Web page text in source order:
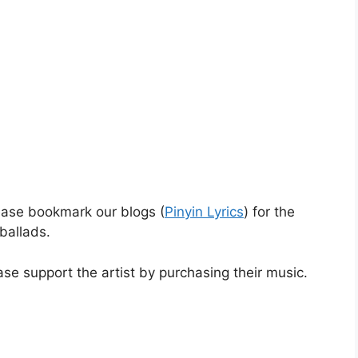
bookmark our blogs (Pinyin Lyrics) for the
support the artist by purchasing their music.